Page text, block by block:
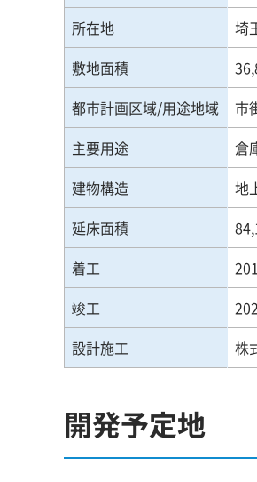
所在地
埼
敷地面積
都市計画区域/用途地域
市
主要用途
倉
建物構造
地
延床面積
着工
竣工
設計施工
株
開発予定地